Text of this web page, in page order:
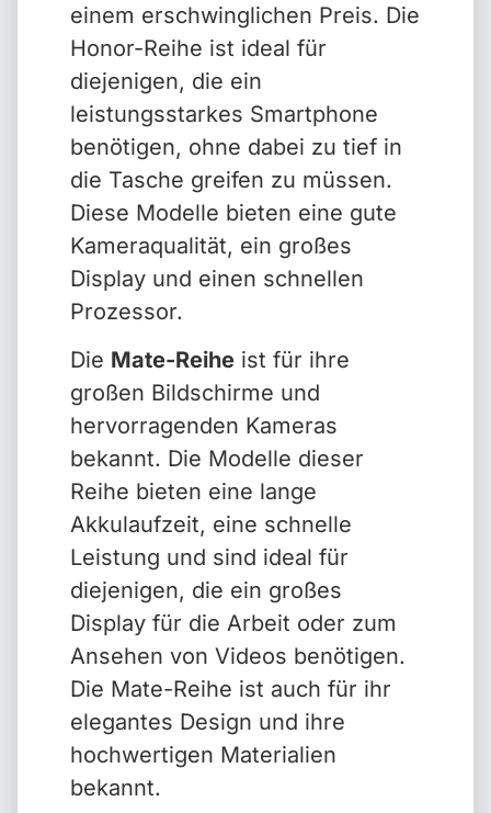
einem erschwinglichen Preis. Die
Honor-Reihe ist ideal für
diejenigen, die ein
leistungsstarkes Smartphone
benötigen, ohne dabei zu tief in
die Tasche greifen zu müssen.
Diese Modelle bieten eine gute
Kameraqualität, ein großes
Display und einen schnellen
Prozessor.
Die Mate-Reihe ist für ihre
großen Bildschirme und
hervorragenden Kameras
bekannt. Die Modelle dieser
Reihe bieten eine lange
Akkulaufzeit, eine schnelle
Leistung und sind ideal für
diejenigen, die ein großes
Display für die Arbeit oder zum
Ansehen von Videos benötigen.
Die Mate-Reihe ist auch für ihr
elegantes Design und ihre
hochwertigen Materialien
bekannt.